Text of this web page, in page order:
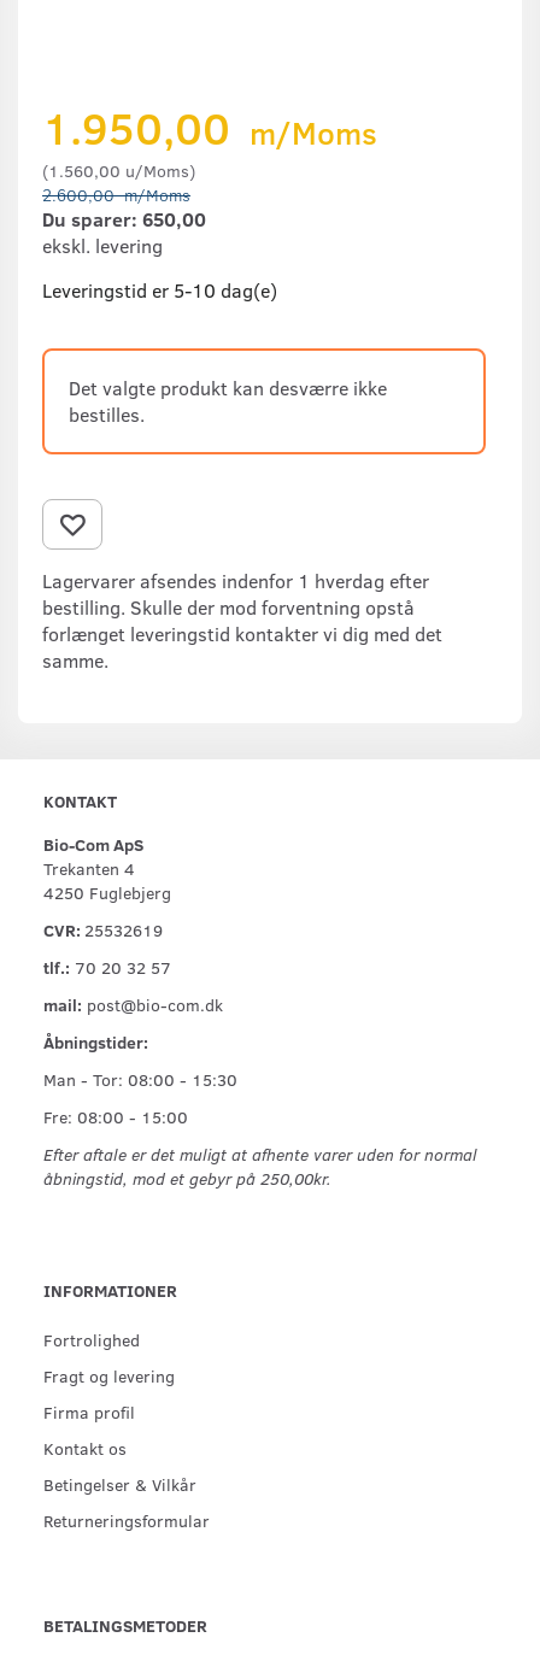
1.950,00 m/Moms
(1.560,00 u/Moms)
2.600,00m/Moms
Du sparer: 650,00
ekskl. levering
Leveringstid er 5-10 dag(e)
Det valgte produkt kan desværre ikke
bestilles.
Lagervarer afsendes indenfor 1 hverdag efter
bestilling. Skulle der mod forventning opstå
forlænget leveringstid kontakter vi dig med det
samme.
KONTAKT
Bio-Com ApS
Trekanten 4
4250 Fuglebjerg
CVR: 25532619
tlf.: 70 20 32 57
mail: post@bio-com.dk
Åbningstider:
Man - Tor: 08:00 - 15:30
Fre: 08:00 - 15:00
Efter aftale er det muligt at afhente varer uden for normal
åbningstid, mod et gebyr på 250,00kr.
INFORMATIONER
Fortrolighed
Fragt og levering
Firma profil
Kontakt os
Betingelser & Vilkår
Returneringsformular
BETALINGSMETODER